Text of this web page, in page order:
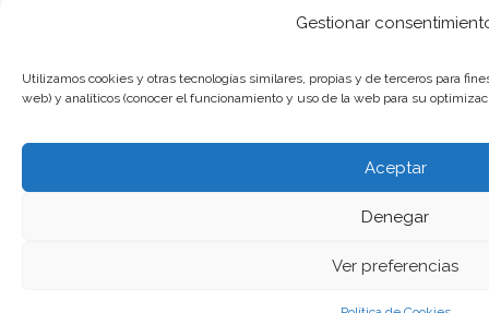
Gestionar
Utilizamos cookies y otras tecnologías similares, propias y de terceros para
web) y analíticos (conocer el funcionamiento y uso de la web para su
Aceptar
Denegar
Ver preferencias